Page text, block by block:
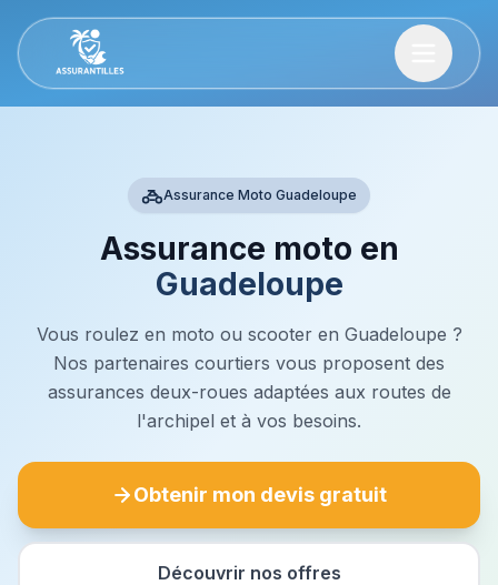
Assurance Moto Guadeloupe
Assurance moto en
Guadeloupe
Vous roulez en moto ou scooter en Guadeloupe ?
Nos partenaires courtiers vous proposent des
assurances deux-roues adaptées aux routes de
l'archipel et à vos besoins.
Obtenir mon devis gratuit
Découvrir nos offres